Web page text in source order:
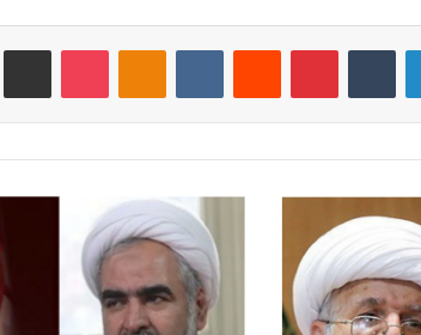
لینکدین ‫پین‌ترست ‫رددیت پاکت